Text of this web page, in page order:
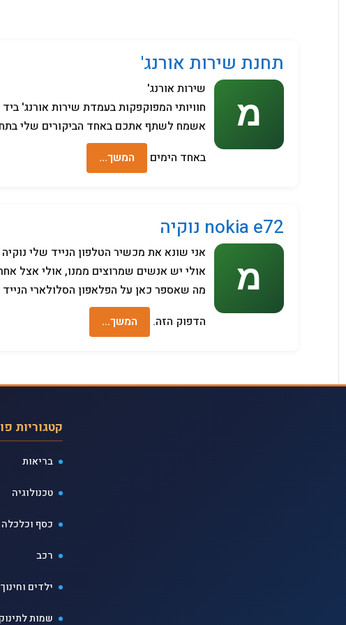
תחנת שירות אורנג'
שירות אורנג'
חוויותי המפוקפקות בעמדת שירות אורנג'
אשמח לשתף אתכם באחד הביקורים שלי
באחד הימים
המשך…
nokia e72 נוקיה
אני שונא את מכשיר הטלפון הנייד שלי נוקיה E72
אולי יש אנשים שמרוצים ממנו, אולי אצל
מה שאספר כאן על הפלאפון הסלולארי
הדפוק הזה.
המשך…
קטגוריות
בריאות
טכנולוגיה
כסף וכלכלה
רכב
ילדים וחינוך
שמות